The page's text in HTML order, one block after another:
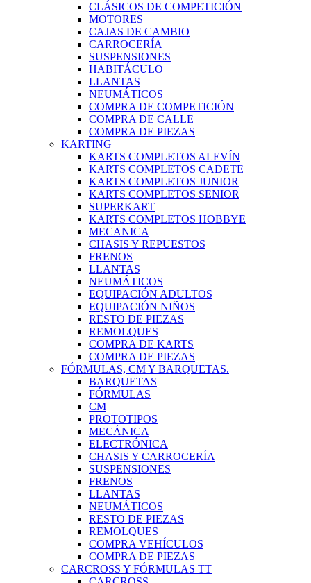
CLÁSICOS DE COMPETICIÓN
MOTORES
CAJAS DE CAMBIO
CARROCERÍA
SUSPENSIONES
HABITÁCULO
LLANTAS
NEUMÁTICOS
COMPRA DE COMPETICIÓN
COMPRA DE CALLE
COMPRA DE PIEZAS
KARTING
KARTS COMPLETOS ALEVÍN
KARTS COMPLETOS CADETE
KARTS COMPLETOS JUNIOR
KARTS COMPLETOS SENIOR
SUPERKART
KARTS COMPLETOS HOBBYE
MECANICA
CHASIS Y REPUESTOS
FRENOS
LLANTAS
NEUMÁTICOS
EQUIPACIÓN ADULTOS
EQUIPACIÓN NIÑOS
RESTO DE PIEZAS
REMOLQUES
COMPRA DE KARTS
COMPRA DE PIEZAS
FÓRMULAS, CM Y BARQUETAS.
BARQUETAS
FÓRMULAS
CM
PROTOTIPOS
MECÁNICA
ELECTRÓNICA
CHASIS Y CARROCERÍA
SUSPENSIONES
FRENOS
LLANTAS
NEUMÁTICOS
RESTO DE PIEZAS
REMOLQUES
COMPRA VEHÍCULOS
COMPRA DE PIEZAS
CARCROSS Y FÓRMULAS TT